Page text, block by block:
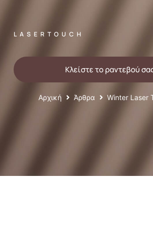
LASERTOUCH
Κλείστε το ραντεβού
Αρχική Άρθρα Winter Laser